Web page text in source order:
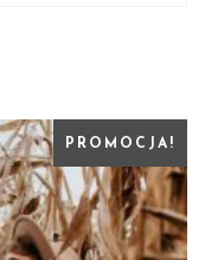
PROMOCJA!